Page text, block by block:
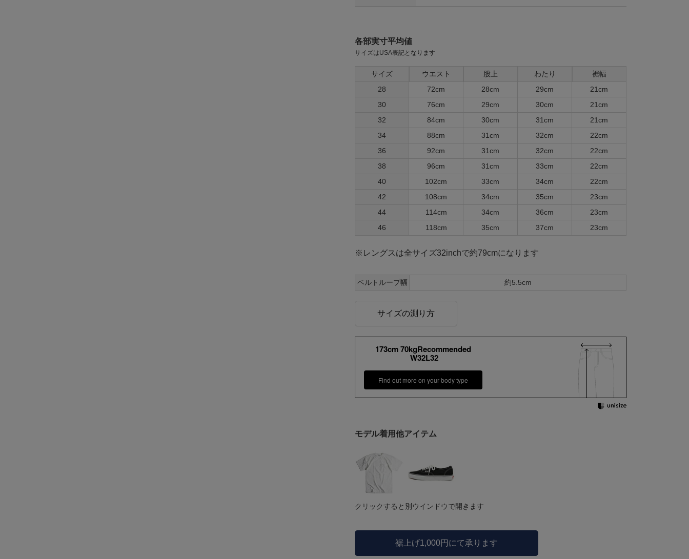
各部実寸平均値
サイズはUSA表記となります
サイズ ウエスト 股上 わたり
裾幅
28
72cm 28cm 29cm
21cm
30
76cm 29cm 30cm
21cm
32
84cm 30cm 31cm
21cm
34
88cm 31cm 32cm
22cm
36
92cm 31cm 32cm
22cm
38
96cm 31cm 33cm
22cm
40
102cm 33cm 34cm
22cm
42
108cm 34cm 35cm
23cm
44
114cm 34cm 36cm
23cm
46
118cm 35cm 37cm 23cm
※レングスは全サイズ32inchで約79cmになります
ベルトループ幅 約5.5cm
サイズの測り方
173cm 70kgRecommended
W32L32
Find out more on your body type
モデル着用他アイテム
クリックすると別ウインドウで開きます
裾上げ1,000円にて承ります